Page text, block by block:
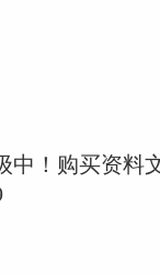
中！购买资料